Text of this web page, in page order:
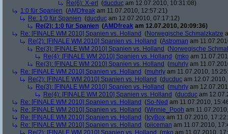
Re(6): X-erl
(ducduc am 12.07.2010, 10:31:08)
1:0 für Spanien (AMDfreak am 11.07.2010, 12:57:21)
Re: 1:0 für Spanien (ducduc am 12.07.2010, 07:17:12)
Re(2): 1:0 für Spanien (AMDfreak am 12.07.2010, 20:09:36)
Re: [FINALE WM 2010] Spanien vs. Holland (Norwegische Schmalzkatze
Re(2): [FINALE WM 2010] Spanien vs. Holland (Astroman am
Re(3): [FINALE WM 2010] Spanien vs. Holland (Norwegische
Re(4): [FINALE WM 2010] Spanien vs. Holland (mko am
Re(3): [FINALE WM 2010] Spanien vs. Holland (muhrly am
Re: [FINALE WM 2010] Spanien vs. Holland (muhrly am 11.07.2010,
Re(2): [FINALE WM 2010] Spanien vs. Holland (ducduc am
Re(3): [FINALE WM 2010] Spanien vs. Holland (muhrly am
Re(4): [FINALE WM 2010] Spanien vs. Holland (ducduc am
Re: [FINALE WM 2010] Spanien vs. Holland (So-Ned am 11.07.2010,
Re: [FINALE WM 2010] Spanien vs. Holland (Winnie_Pooh am
Re: [FINALE WM 2010] Spanien vs. Holland ( IcyBox am 11.07.2010,
Re: [FINALE WM 2010] Spanien vs. Holland (piiceman am 11.07.2010,
Re(2): [FINALE WM 2010] Spanien vs. Holland (mko am 11.07.2010,